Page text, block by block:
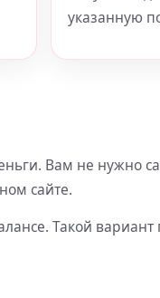
указанную
Вам не нужно
сайте.
Такой вариант